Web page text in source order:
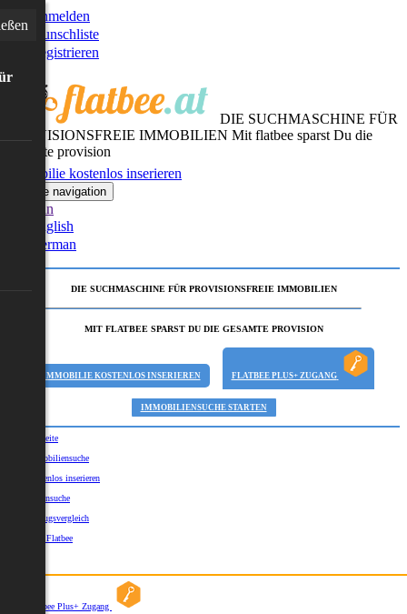
Anmelden
Wunschliste
Registrieren
DIE SUCHMASCHINE FÜR
PROVISIONSFREIE IMMOBILIEN Mit flatbee sparst Du die
gesamte provision
Immobilie kostenlos inserieren
Toggle navigation
German
English
German
DIE SUCHMASCHINE FÜR PROVISIONSFREIE IMMOBILIEN
MIT FLATBEE SPARST DU DIE GESAMTE PROVISION
IMMOBILIE KOSTENLOS INSERIEREN FLATBEE PLUS+ ZUGANG
IMMOBILIENSUCHE STARTEN
Startseite
Immobiliensuche
Kostenlos inserieren
Kartensuche
Umzugsvergleich
Über Flatbee
Flatbee Plus+ Zugang